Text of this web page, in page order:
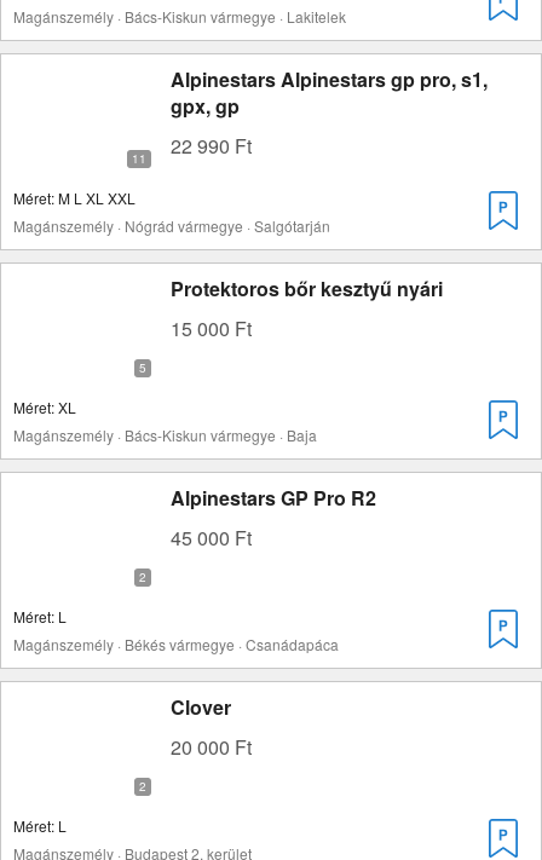
Magánszemély · Bács-Kiskun vármegye · Lakitelek
Alpinestars Alpinestars gp pro, s1,
gpx, gp
22 990 Ft
Méret: M L XL XXL
Magánszemély · Nógrád vármegye · Salgótarján
Protektoros bőr kesztyű nyári
15 000 Ft
Méret: XL
Magánszemély · Bács-Kiskun vármegye · Baja
Alpinestars GP Pro R2
45 000 Ft
Méret: L
Magánszemély · Békés vármegye · Csanádapáca
Clover
20 000 Ft
Méret: L
Magánszemély · Budapest 2. kerület